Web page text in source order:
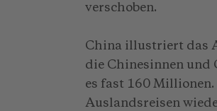
verschoben.
China illustriert das
die Chinesinnen und
es fast 160
Auslandsreisen